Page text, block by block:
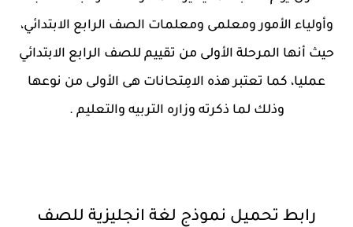
وأولياء الأمور ومعلمى ومعلمات الصف الرابع الابتدائي،
حيث أنها المرحلة الأولى من تقييم للصف الرابع الابتدائي
عمليا، كما تعتبر هذه الامِتحانات هى الأولى من نوعها
وذلك لما ذكرته وزاره التربيه والتعليم .
رابط تحميل نموذج لغة انجليزية للصف